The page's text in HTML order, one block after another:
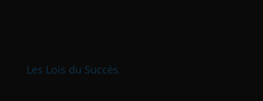
Les Lois du Succès